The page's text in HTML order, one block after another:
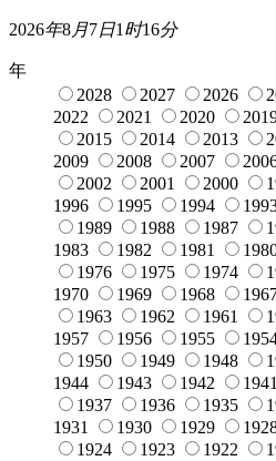
2026年8月7日1 时16分
年
2028
2027 2026
2022
2021 2020
2015
2014 2013
2009
2008 2007
2002
2001 2000
1996
1995 1994
1989
1988 1987
1983
1982 1981
1976
1975 1974
1970
1969 1968
1963
1962 1961
1957
1956 1955
1950
1949 1948
1944
1943 1942 1941
1937
1936 1935
1931
1930 1929
1924
1923 1922